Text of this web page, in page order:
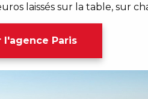
laissés sur la table, sur
l'agence Paris